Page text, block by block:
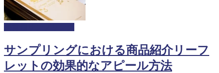
サンプリングにおける商品紹介リーフ
レットの効果的なアピール方法